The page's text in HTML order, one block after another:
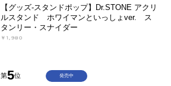
【グッズ-スタンドポップ】Dr.STONE アクリ
ルスタンド ホワイマンといっしょver. ス
タンリー・スナイダー
￥1,980
第5位 発売中